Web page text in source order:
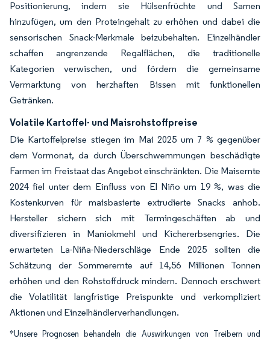
Positionierung, indem sie Hülsenfrüchte und Samen
hinzufügen, um den Proteingehalt zu erhöhen und dabei die
sensorischen Snack-Merkmale beizubehalten. Einzelhändler
schaffen angrenzende Regalflächen, die traditionelle
Kategorien verwischen, und fördern die gemeinsame
Vermarktung von herzhaften Bissen mit funktionellen
Getränken.
Volatile Kartoffel- und Maisrohstoffpreise
Die Kartoffelpreise stiegen im Mai 2025 um 7 % gegenüber
dem Vormonat, da durch Überschwemmungen beschädigte
Farmen im Freistaat das Angebot einschränkten. Die Maisernte
2024 fiel unter dem Einfluss von El Niño um 19 %, was die
Kostenkurven für maisbasierte extrudierte Snacks anhob.
Hersteller sichern sich mit Termingeschäften ab und
diversifizieren in Maniokmehl und Kichererbsengries. Die
erwarteten La-Niña-Niederschläge Ende 2025 sollten die
Schätzung der Sommerernte auf 14,56 Millionen Tonnen
erhöhen und den Rohstoffdruck mindern. Dennoch erschwert
die Volatilität langfristige Preispunkte und verkompliziert
Aktionen und Einzelhändlerverhandlungen.
*Unsere Prognosen behandeln die Auswirkungen von Treibern und